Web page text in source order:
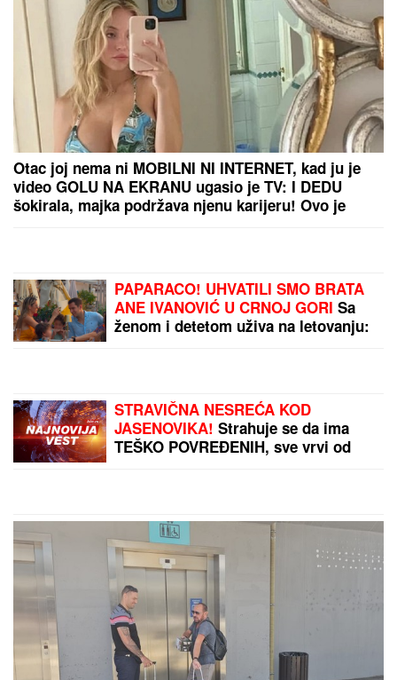
"NE UMIRE SE ZA LJUDIMA KOJI SU PUCALI U
DŽEJEVA NAJVEĆA LJUBAV DANAS
PROSLAVLJA ROĐENDAN
Evo kako
Andrijana sada izgleda: Nije u
kontaktu sa njegovim ćerkama, a
jedan detalj svi komentarišu